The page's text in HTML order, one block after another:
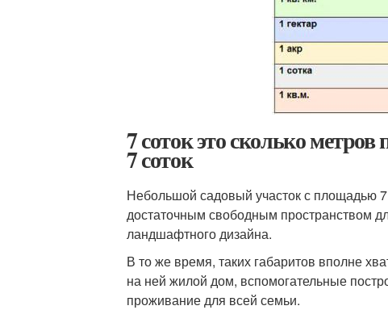
7 соток это сколько
7 соток
Небольшой садовый участок с площадью
достаточным свободным пространством
ландшафтного дизайна.
В то же время, таких габаритов вполне
на ней жилой дом, вспомогательные
проживание для всей семьи.